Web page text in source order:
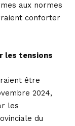
aux normes
conforter
les tensions
être
2024,
les
du